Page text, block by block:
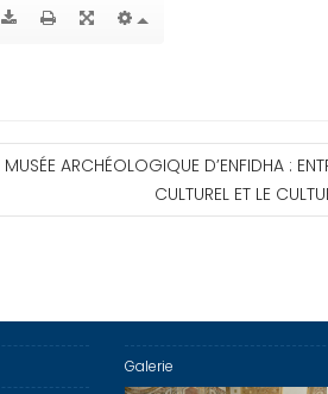
MUSÉE ARCHÉOLOGIQUE D’ENFIDHA :
CULTUREL ET LE
Galerie